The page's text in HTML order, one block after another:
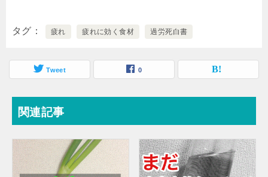
タグ 疲れ 疲れに効く食材 過労死白書
Tweet 0
関連記事